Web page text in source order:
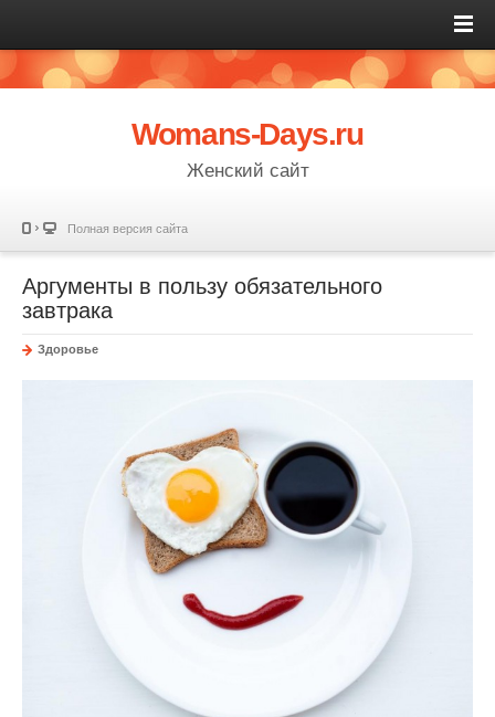
Womans-Days.ru
Женский сайт
Полная версия сайта
Аргументы в пользу обязательного
завтрака
Здоровье